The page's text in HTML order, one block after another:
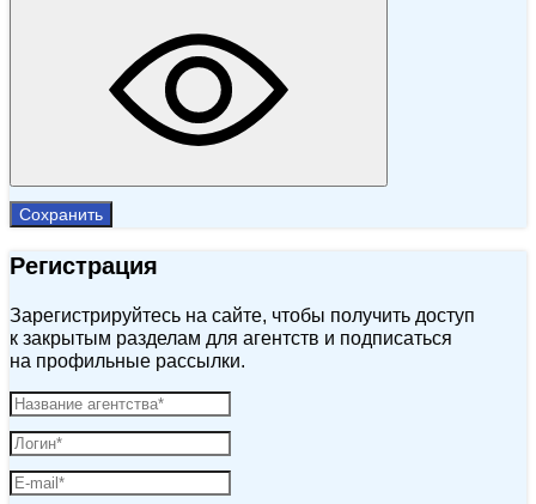
Сохранить
Регистрация
Зарегистрируйтесь на сайте, чтобы получить доступ
к закрытым разделам для агентств и подписаться
на профильные рассылки.